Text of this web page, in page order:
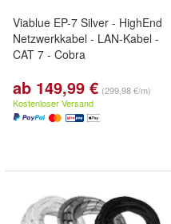
Viablue EP-7 Silver - HighEnd
Netzwerkkabel - LAN-Kabel -
CAT 7 - Cobra
ab 149,99 € (299,98 €/m)
Kostenloser Versand